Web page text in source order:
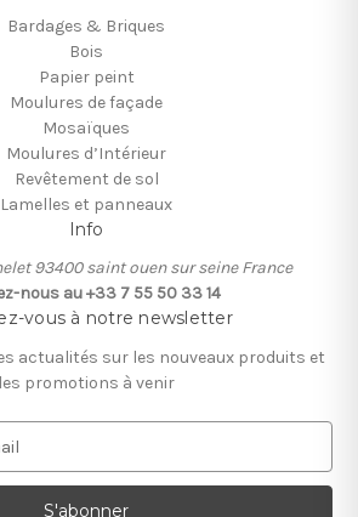
Bardages & Briques
Bois
Papier peint
Moulures de façade
Mosaïques
Moulures d’Intérieur
Revêtement de sol
Lamelles et panneaux
Info
93400 saint ouen sur seine France
nous au +33 7 55 50 33 14
vous à notre newsletter
actualités sur les nouveaux produits et
les promotions à venir